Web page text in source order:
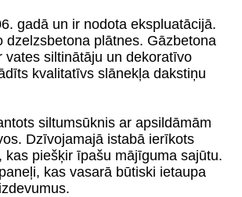
gadā un ir nodota ekspluatācijā.
dzelzsbetona plātnes. Gāzbetona
vates siltinātāju un dekoratīvo
kvalitatīvs slānekļa dakstiņu
siltumsūknis ar apsildāmām
Dzīvojamajā istabā ierīkots
kas piešķir īpašu mājīguma sajūtu.
kas vasarā būtiski ietaupa